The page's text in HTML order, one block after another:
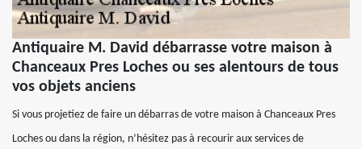
Antiquaire M. David débarrasse votre maison à
Chanceaux Pres Loches ou ses alentours de tous
vos objets anciens
Si vous projetiez de faire un débarras de votre maison à Chanceaux Pres
Loches ou dans la région, n’hésitez pas à recourir aux services de